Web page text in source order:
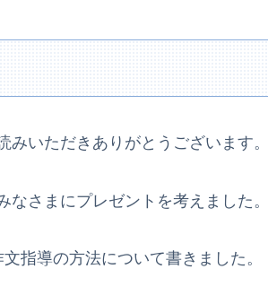
みいただきありがとうございます。
さまにプレゼントを考えました。
指導の方法について書きました。